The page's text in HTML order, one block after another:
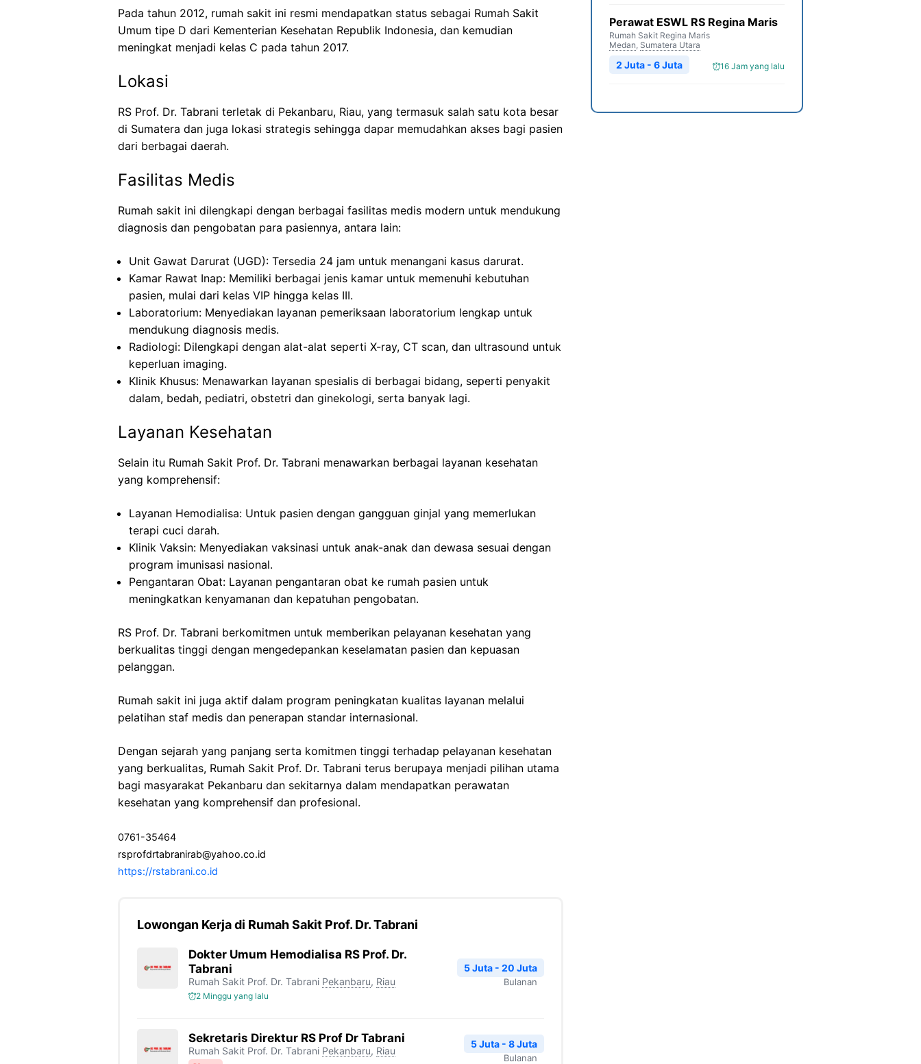
Pada tahun 2012, rumah sakit ini resmi mendapatkan status sebagai Rumah Sakit
Umum tipe D dari Kementerian Kesehatan Republik Indonesia, dan kemudian
meningkat menjadi kelas C pada tahun 2017.
Lokasi
RS Prof. Dr. Tabrani terletak di Pekanbaru, Riau, yang termasuk salah satu kota besar
di Sumatera dan juga lokasi strategis sehingga dapar memudahkan akses bagi pasien
dari berbagai daerah.
Fasilitas Medis
Rumah sakit ini dilengkapi dengan berbagai fasilitas medis modern untuk mendukung
diagnosis dan pengobatan para pasiennya, antara lain:
Unit Gawat Darurat (UGD): Tersedia 24 jam untuk menangani kasus darurat.
Kamar Rawat Inap: Memiliki berbagai jenis kamar untuk memenuhi kebutuhan
pasien, mulai dari kelas VIP hingga kelas III.
Laboratorium: Menyediakan layanan pemeriksaan laboratorium lengkap untuk
mendukung diagnosis medis.
Radiologi: Dilengkapi dengan alat-alat seperti X-ray, CT scan, dan ultrasound untuk
keperluan imaging.
Klinik Khusus: Menawarkan layanan spesialis di berbagai bidang, seperti penyakit
dalam, bedah, pediatri, obstetri dan ginekologi, serta banyak lagi.
Layanan Kesehatan
Selain itu Rumah Sakit Prof. Dr. Tabrani menawarkan berbagai layanan kesehatan
yang komprehensif:
Layanan Hemodialisa: Untuk pasien dengan gangguan ginjal yang memerlukan
terapi cuci darah.
Klinik Vaksin: Menyediakan vaksinasi untuk anak-anak dan dewasa sesuai dengan
program imunisasi nasional.
Pengantaran Obat: Layanan pengantaran obat ke rumah pasien untuk
meningkatkan kenyamanan dan kepatuhan pengobatan.
RS Prof. Dr. Tabrani berkomitmen untuk memberikan pelayanan kesehatan yang
berkualitas tinggi dengan mengedepankan keselamatan pasien dan kepuasan
pelanggan.
Rumah sakit ini juga aktif dalam program peningkatan kualitas layanan melalui
pelatihan staf medis dan penerapan standar internasional.
Dengan sejarah yang panjang serta komitmen tinggi terhadap pelayanan kesehatan
yang berkualitas, Rumah Sakit Prof. Dr. Tabrani terus berupaya menjadi pilihan utama
bagi masyarakat Pekanbaru dan sekitarnya dalam mendapatkan perawatan
kesehatan yang komprehensif dan profesional.
0761-35464
rsprofdrtabranirab@yahoo.co.id
https://rstabrani.co.id
Lowongan Kerja di Rumah Sakit Prof. Dr. Tabrani
Dokter Umum Hemodialisa RS Prof. Dr.
Tabrani
Rumah Sakit Prof. Dr. Tabrani Pekanbaru, Riau
2 Minggu yang lalu
5 Juta - 20 Juta
Bulanan
Sekretaris Direktur RS Prof Dr Tabrani
Rumah Sakit Prof. Dr. Tabrani Pekanbaru, Riau
5 Juta - 8 Juta
Bulanan
Perawat ESWL RS Regina Maris
Rumah Sakit Regina Maris
Medan, Sumatera Utara
16 Jam yang lalu
2 Juta - 6 Juta